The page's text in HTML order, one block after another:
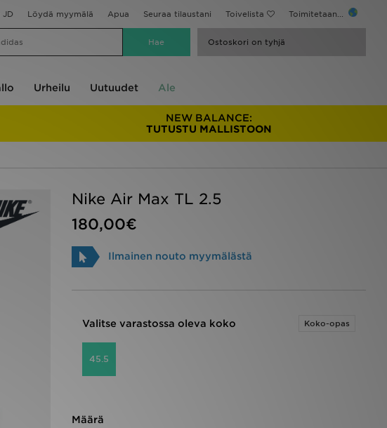
JD Löydä myymälä Apua Seuraa tilaustani Toivelista Toimitetaan...
Ostoskori on tyhjä
Urheilu Uutuudet Ale
NEW BALANCE:
TUTUSTU MALLISTOON
Nike Air Max TL 2.5
180,00€
Ilmainen nouto myymälästä
Valitse varastossa oleva koko Koko-opas
45.5
Määrä